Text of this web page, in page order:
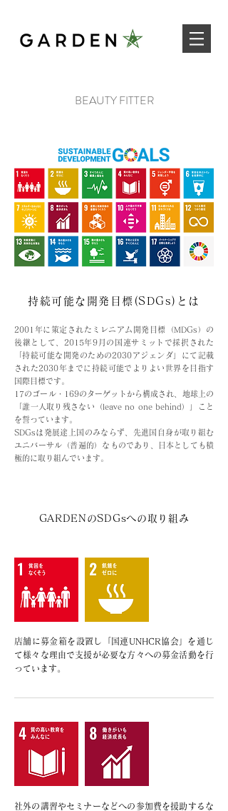
BEAUTY FITTER
持続可能な開発目標(SDGs)とは
2001年に策定されたミレニアム開発目標（MDGs）の
後継として、2015年9月の国連サミットで採択された
「持続可能な開発のための2030アジェンダ」にて記載
された2030年までに持続可能でよりよい世界を目指す
国際目標です。
17のゴール・169のターゲットから構成され、地球上の
「誰一人取り残さない（leave no one behind）」こと
を誓っています。
SDGsは発展途上国のみならず、先進国自身が取り組む
ユニバーサル（普遍的）なものであり、日本としても積
極的に取り組んでいます。
GARDENのSDGsへの取り組み
店舗に募金箱を設置し「国連UNHCR協会」を通じ
て様々な理由で支援が必要な方々への募金活動を行
っています。
社外の講習やセミナーなどへの参加費を援助するな